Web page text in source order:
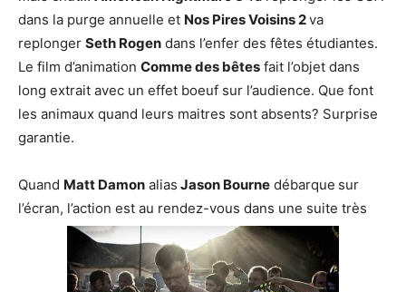
dans la purge annuelle et Nos Pires Voisins 2va
replonger Seth Rogen dans l’enfer des fêtes étudiantes.
Le film d’animation Comme des bêtes fait l’objet dans
long extrait avec un effet boeuf sur l’audience. Que font
les animaux quand leurs maitres sont absents? Surprise
garantie.
Quand Matt Damon alias Jason Bourne débarque sur
l’écran, l’action est au rendez-vous dans une suite très